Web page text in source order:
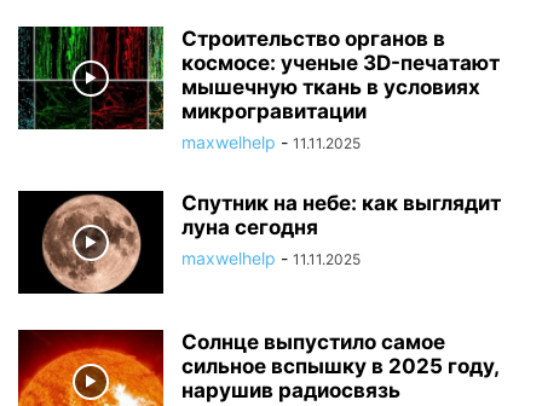
Строительство органов в
космосе: ученые 3D-печатают
мышечную ткань в условиях
микрогравитации
maxwelhelp - 11.11.2025
Спутник на небе: как выглядит
луна сегодня
maxwelhelp - 11.11.2025
Солнце выпустило самое
сильное вспышку в 2025 году,
нарушив радиосвязь